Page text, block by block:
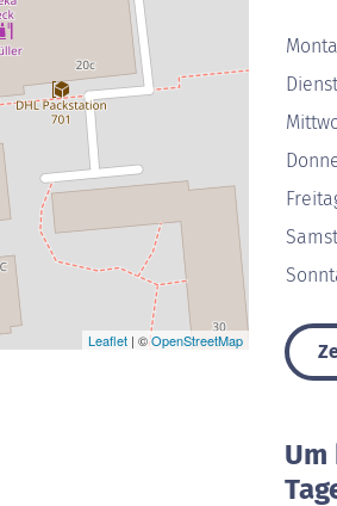
Leaflet | ©OpenStreetMap